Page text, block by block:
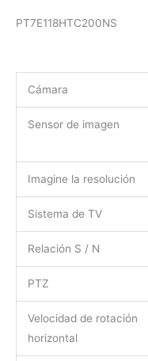
PT7E118HTC200NS
Cámara
Sensor de imagen
Imagine la resolución
Sistema de TV
Relación S / N
PTZ
Velocidad de rotación
horizontal